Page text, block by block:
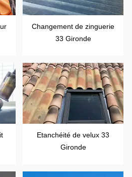
Changement de zinguerie
33 Gironde
Etanchéité de velux 33
Gironde